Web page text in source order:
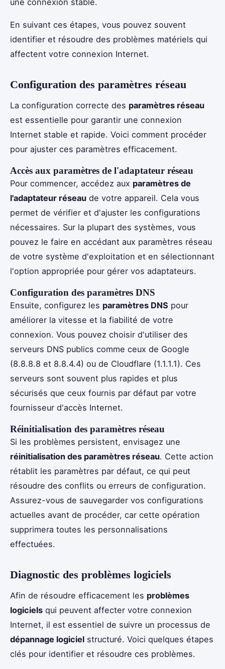
une connexion stable.
En suivant ces étapes, vous pouvez souvent
identifier et résoudre des problèmes matériels qui
affectent votre connexion Internet.
Configuration des paramètres réseau
La configuration correcte des paramètres réseau
est essentielle pour garantir une connexion
Internet stable et rapide. Voici comment procéder
pour ajuster ces paramètres efficacement.
Accès aux paramètres de l'adaptateur réseau
Pour commencer, accédez aux paramètres de
l'adaptateur réseau de votre appareil. Cela vous
permet de vérifier et d'ajuster les configurations
nécessaires. Sur la plupart des systèmes, vous
pouvez le faire en accédant aux paramètres réseau
de votre système d'exploitation et en sélectionnant
l'option appropriée pour gérer vos adaptateurs.
Configuration des paramètres DNS
Ensuite, configurez les paramètres DNS pour
améliorer la vitesse et la fiabilité de votre
connexion. Vous pouvez choisir d'utiliser des
serveurs DNS publics comme ceux de Google
(8.8.8.8 et 8.8.4.4) ou de Cloudflare (1.1.1.1). Ces
serveurs sont souvent plus rapides et plus
sécurisés que ceux fournis par défaut par votre
fournisseur d'accès Internet.
Réinitialisation des paramètres réseau
Si les problèmes persistent, envisagez une
réinitialisation des paramètres réseau. Cette action
rétablit les paramètres par défaut, ce qui peut
résoudre des conflits ou erreurs de configuration.
Assurez-vous de sauvegarder vos configurations
actuelles avant de procéder, car cette opération
supprimera toutes les personnalisations
effectuées.
Diagnostic des problèmes logiciels
Afin de résoudre efficacement les problèmes
logiciels qui peuvent affecter votre connexion
Internet, il est essentiel de suivre un processus de
dépannage logiciel structuré. Voici quelques étapes
clés pour identifier et résoudre ces problèmes.